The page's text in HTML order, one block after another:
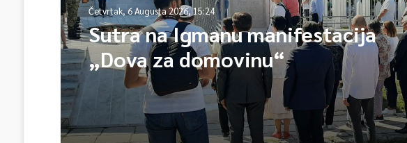
Četvrtak, 6 Augusta 2026, 15:24
Sutra na Igmanu manifestacija
„Dova za domovinu“